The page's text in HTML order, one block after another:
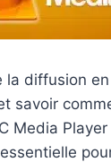
la diffusion
savoir
Media